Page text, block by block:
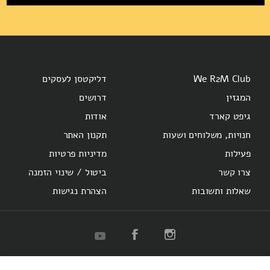
We R2M Club
המגזין
גיפט קארד
חנויות, משלוחים ושעות
פעילות
צרו קשר
שאלות ותשובות
דליקטסן לעסקים
דרושים
אודות
תקנון האתר
מדיניות פרטיות
ביטול / שינוי הזמנה
הצהרת נגישות